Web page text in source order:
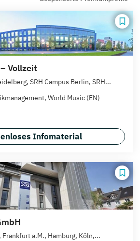
Vollzeit
SRH Campus Berlin, SRH...
World Music (EN)
Infomaterial
a.M., Hamburg, Köln,...